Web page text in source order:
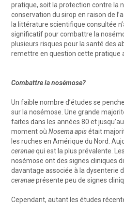
pratique, soit la protection contre la
conservation du sirop en raison de
la littérature scientifique consultée
significatif pour combattre la
plusieurs risques pour la santé des
remettre en question cette pratique
Combattre la nosémose?
Un faible nombre d’études se
sur la nosémose. Une grande
faites dans les années 80 et
moment où Nosema apisétait
les ruches en Amérique du Nord.
ceranaequi est la plus prévalente.
nosémose ont des signes cliniques
davantage associée à la dysenterie
ceranaeprésente peu de signes
Cependant, autant les études